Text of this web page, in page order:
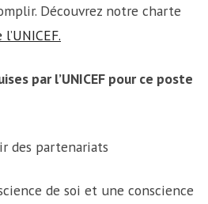
Découvrez notre charte
par l’UNICEF pour ce poste
des partenariats
de soi et une conscience